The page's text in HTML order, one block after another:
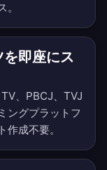
即座にス
、PBCJ、TVJ
ングプラットフ
成不要。